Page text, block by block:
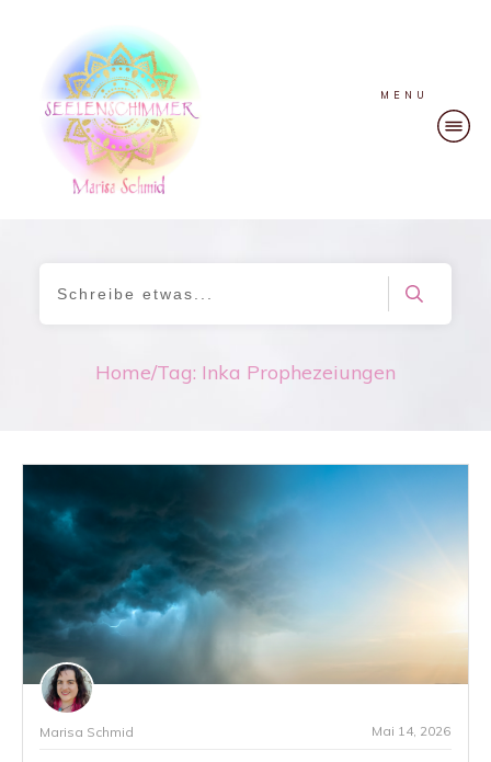
MENU
Home/Tag: Inka Prophezeiungen
Marisa Schmid Mai 14, 2026